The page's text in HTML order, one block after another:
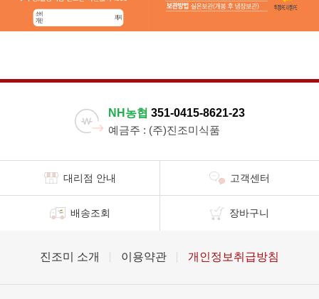
NH농협 351-0415-8621-23
예금주 : (주)진조미식품
대리점 안내 고객센터
배송조회 장바구니
진조미 소개 이용약관 개인정보취급방침